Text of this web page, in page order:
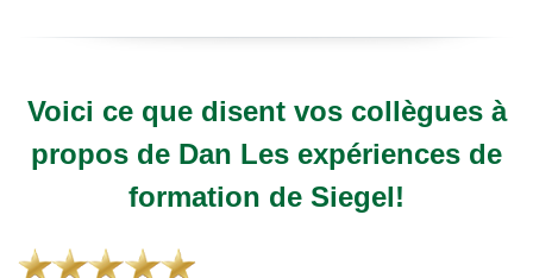
Voici ce que disent vos collègues à
propos de Dan Les expériences de
formation de Siegel!